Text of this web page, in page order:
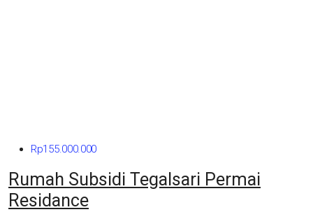
Rp155.000.000
Rumah Subsidi Tegalsari Permai
Residance